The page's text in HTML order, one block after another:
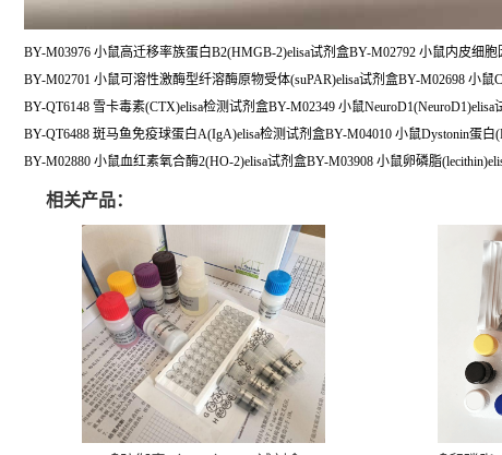
BY-M03976 小鼠高迁移率族蛋白B2(HMGB-2)elisa试剂盒BY-M02792 小鼠内皮细
BY-M02701 小鼠可溶性激酶型纤溶酶原物受体(suPAR)elisa试剂盒BY-M02698 小鼠
BY-QT6148 雪卡毒素(CTX)elisa检测试剂盒BY-M02349 小鼠NeuroD1(NeuroD1)elisa
BY-QT6488 斑马鱼免疫球蛋白A(IgA)elisa检测试剂盒BY-M04010 小鼠Dystonin蛋白
BY-M02880 小鼠血红素氧合酶2(HO-2)elisa试剂盒BY-M03908 小鼠卵磷脂
相关产品：